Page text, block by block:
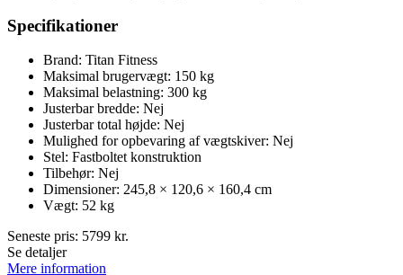
Specifikationer
Brand: Titan Fitness
Maksimal brugervægt: 150 kg
Maksimal belastning: 300 kg
Justerbar bredde: Nej
Justerbar total højde: Nej
Mulighed for opbevaring af vægtskiver: Nej
Stel: Fastboltet konstruktion
Tilbehør: Nej
Dimensioner: 245,8 × 120,6 × 160,4 cm
Vægt: 52 kg
Seneste pris: 5799 kr.
Se detaljer
Mere information